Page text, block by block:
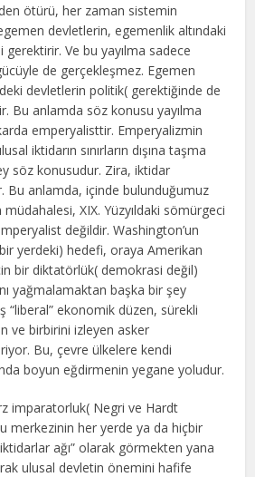
ötürü, her zaman sistemin
devletlerin, egemenlik altındaki
Ve bu yayılma sadece
de gerçekleşmez. Egemen
devletlerin politik( gerektiğinde de
Bu anlamda söz konusu yayılma
emperyalisttir. Emperyalizmin
iktidarın sınırların dışına taşma
söz konusudur. Zira, iktidar
Bu anlamda, içinde bulunduğumuz
XIX. Yüzyıldaki sömürgeci
değildir. Washington’un
bir yerdeki) hedefi, oraya Amerikan
bir diktatörlük( demokrasi değil)
yağmalamaktan başka bir şey
“liberal” ekonomik düzen, sürekli
ve birbirini izleyen asker
Bu, çevre ülkelere kendi
boyun eğdirmenin yegane yoludur.
imparatorluk( Negri ve Hardt
merkezinin her yerde ya da hiçbir
ağı” olarak görmekten yana
ulusal devletin önemini hafife